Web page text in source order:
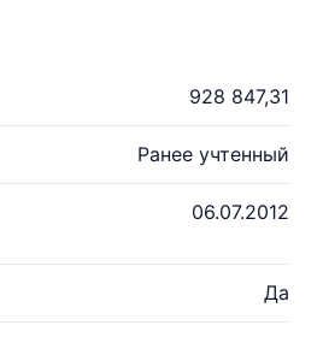
928 847,31
Ранее учтенный
06.07.2012
Да